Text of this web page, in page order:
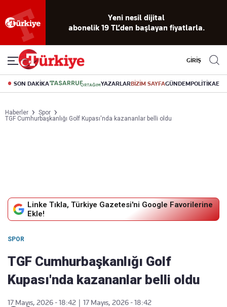
okuma
deneyimi
dijital arşiv
Akıllı haber
asistanı
Eski gazeteleri
indirme
canlı soru
cevap
GİRİŞ
SON DAKİKA YAZARLARBİZİM SAYFAGÜNDEMPOLİTİKA
Haberler
Spor
TGF Cumhurbaşkanlığı Golf Kupası'nda kazananlar belli oldu
Linke Tıkla, Türkiye Gazetesi'ni Google Favorilerine
Ekle!
SPOR
TGF Cumhurbaşkanlığı Golf
Kupası'nda kazananlar belli oldu
17 Mayıs, 2026 - 18:42
17 Mayıs, 2026 - 18:42